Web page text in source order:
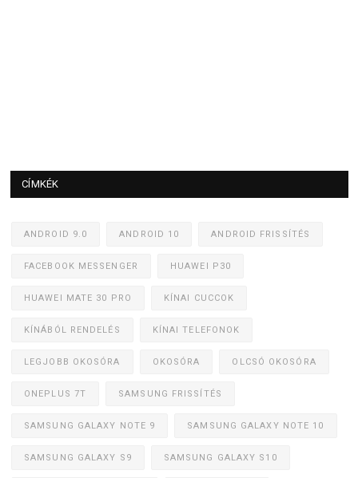
CÍMKÉK
ANDROID 9.0 ANDROID 10 ANDROID FRISSÍTÉS
FACEBOOK MESSENGER HUAWEI P30
HUAWEI MATE 30 PRO KÍNAI CUCCOK
KÍNÁBÓL RENDELÉS KÍNAI TELEFONOK
LEGJOBB OKOSÓRA OKOSÓRA OLCSÓ OKOSÓRA
ONEPLUS 7T SAMSUNG FRISSÍTÉS
SAMSUNG GALAXY NOTE 9 SAMSUNG GALAXY NOTE 10
SAMSUNG GALAXY S9 SAMSUNG GALAXY S10